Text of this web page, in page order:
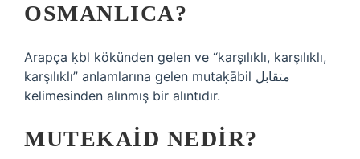
OSMANLICA?
Arapça ḳbl kökünden gelen ve “karşılıklı, karşılıklı,
karşılıklı” anlamlarına gelen mutaḳābil متقابل
kelimesinden alınmış bir alıntıdır.
MUTEKAID NEDIR?